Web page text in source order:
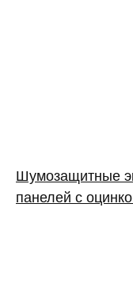
Шумозащитные
панелей с